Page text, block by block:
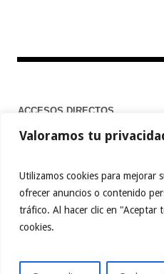
Valoramos tu
Utilizamos cookies para mejorar
ofrecer anuncios o contenido
tráfico. Al hacer clic en "Aceptar
cookies.
ACCESOS DIRECTOS
Home
YOUTUBE